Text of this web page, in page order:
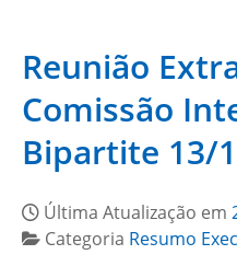
Reunião
Comissão
Bipartite 13/
Última Atualização em
Categoria Resumo